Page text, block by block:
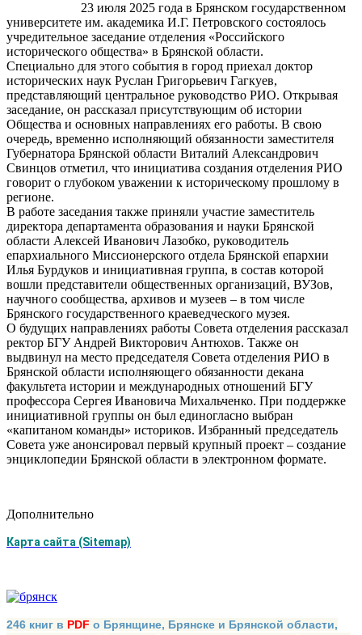
23 июля 2025 года в Брянском государственном
университете им. академика И.Г. Петровского состоялось
учредительное заседание отделения «Российского
исторического общества» в Брянской области.
Специально для этого события в город приехал доктор
исторических наук Руслан Григорьевич Гагкуев,
представляющий центральное руководство РИО. Открывая
заседание, он рассказал присутствующим об истории
Общества и основных направлениях его работы. В свою
очередь, временно исполняющий обязанности заместителя
Губернатора Брянской области Виталий Александрович
Свинцов отметил, что инициатива создания отделения РИО
говорит о глубоком уважении к историческому прошлому в
регионе.
В работе заседания также приняли участие заместитель
директора департамента образования и науки Брянской
области Алексей Иванович Лазобко, руководитель
епархиального Миссионерского отдела Брянской епархии
Илья Бурдуков и инициативная группа, в состав которой
вошли представители общественных организаций, ВУЗов,
научного сообщества, архивов и музеев – в том числе
Брянского государственного краеведческого музея.
О будущих направлениях работы Совета отделения рассказал
ректор БГУ Андрей Викторович Антюхов. Также он
выдвинул на место председателя Совета отделения РИО в
Брянской области исполняющего обязанности декана
факультета истории и международных отношений БГУ
профессора Сергея Ивановича Михальченко. При поддержке
инициативной группы он был единогласно выбран
«капитаном команды» историков. Избранный председатель
Совета уже анонсировал первый крупный проект – создание
энциклопедии Брянской области в электронном формате.
Дополнительно
Карта сайта (Sitemap)
246 книг в PDF о Брянщине, Брянске и Брянской области,